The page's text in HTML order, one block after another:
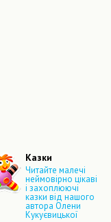
Казки
Читайте малечі
неймовірно цікаві
і захоплюючі
казки від нашого
автора Олени
Кукуєвицької